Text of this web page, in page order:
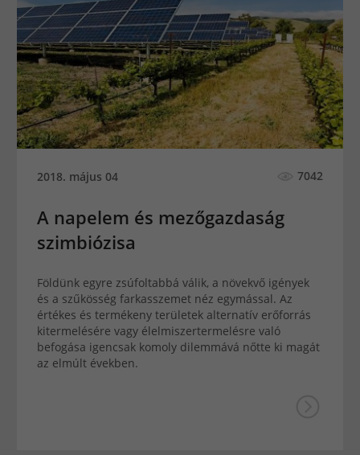
2018. május 04 7042
A napelem és mezőgazdaság
szimbiózisa
Földünk egyre zsúfoltabbá válik, a növekvő igények
és a szűkösség farkasszemet néz egymással. Az
értékes és termékeny területek alternatív erőforrás
kitermelésére vagy élelmiszertermelésre való
befogása igencsak komoly dilemmává nőtte ki magát
az elmúlt években.